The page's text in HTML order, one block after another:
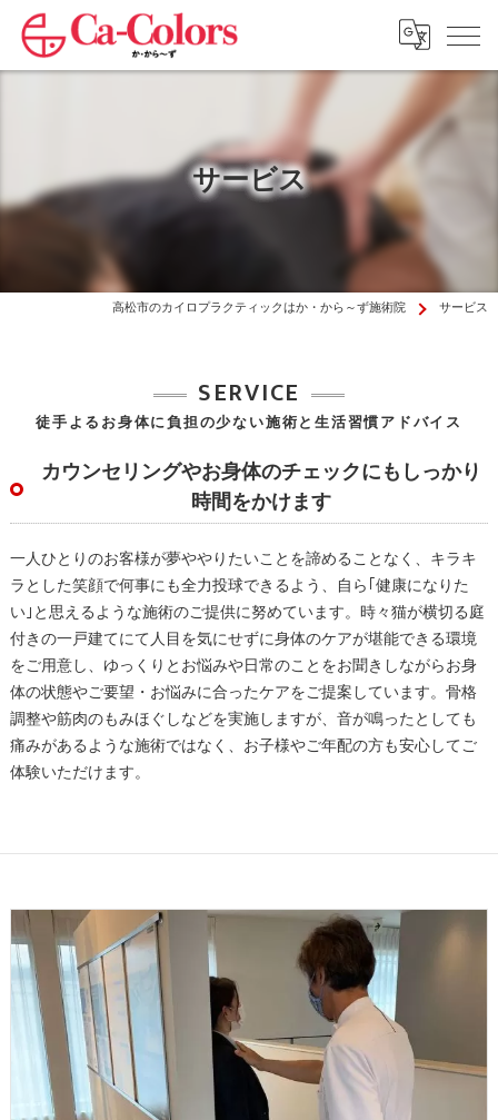
サービス
高松市のカイロプラクティックはか・から～ず施術院 サービス
徒手よるお身体に負担の少ない施術と生活習慣アドバイス
SERVICE
カウンセリングやお身体のチェックにもしっかり
時間をかけます
一人ひとりのお客様が夢ややりたいことを諦めることなく、キラキ
ラとした笑顔で何事にも全力投球できるよう、自ら｢健康になりた
い｣と思えるような施術のご提供に努めています。時々猫が横切る庭
付きの一戸建てにて人目を気にせずに身体のケアが堪能できる環境
をご用意し、ゆっくりとお悩みや日常のことをお聞きしながらお身
体の状態やご要望・お悩みに合ったケアをご提案しています。骨格
調整や筋肉のもみほぐしなどを実施しますが、音が鳴ったとしても
痛みがあるような施術ではなく、お子様やご年配の方も安心してご
体験いただけます。